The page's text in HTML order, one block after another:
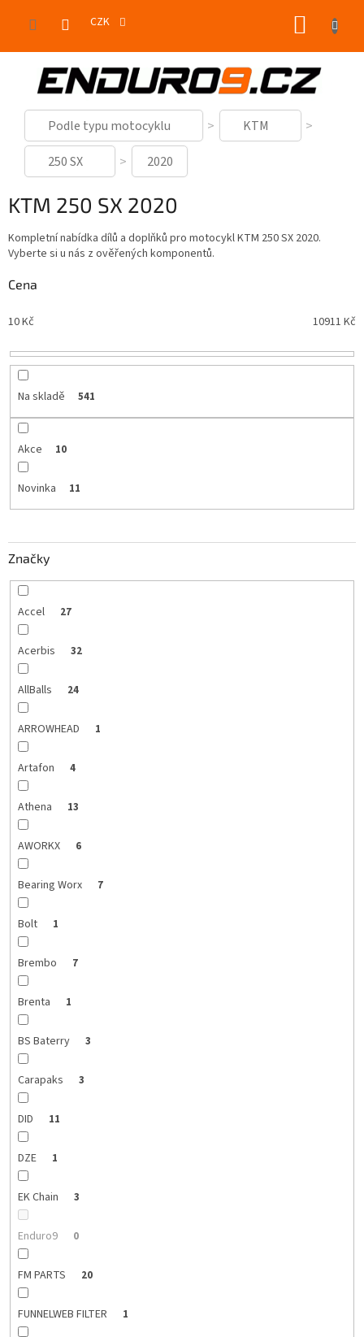
CZK
Podle typu motocyklu
KTM
250 SX
2020
KTM 250 SX 2020
Kompletní nabídka dílů a doplňků pro motocykl KTM 250 SX 2020.
Vyberte si u nás z ověřených komponentů.
Cena
10Kč 10911 Kč
Na skladě 541
Akce 10
Novinka 11
Značky
Accel 27
Acerbis 32
AllBalls 24
ARROWHEAD 1
Artafon 4
Athena 13
AWORKX 6
Bearing Worx 7
Bolt 1
Brembo 7
Brenta 1
BS Baterry 3
Carapaks 3
DID 11
DZE 1
EK Chain 3
Enduro9 0
FM PARTS 20
FUNNELWEB FILTER 1